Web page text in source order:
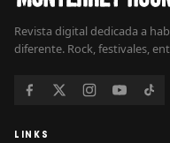
Revista digital dedicada a
diferente. Rock, festivales,
LINKS